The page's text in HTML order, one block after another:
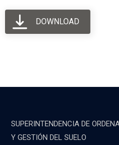
DOWNLOAD
SUPERINTENDENCIA DE
Y GESTIÓN DEL SUELO